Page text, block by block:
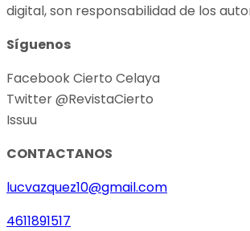
digital, son responsabilidad de los
Síguenos
Facebook Cierto Celaya
Twitter @RevistaCierto
Issuu
CONTACTANOS
lucvazquez10@gmail.com
4611891517